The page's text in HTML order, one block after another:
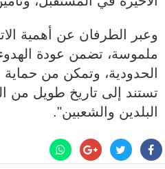
وعبر الطرفان عن أهمية
ملموسة، تضمن عودة
الحدودية، وتمكن من حماية
تستند إلى تاريخ طويل من
البلدين والشعبين".